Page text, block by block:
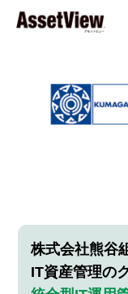
株式会社熊谷
IT資産管理の